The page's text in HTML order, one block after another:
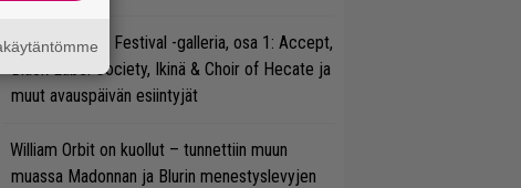
Hellsinki Metal Festival -galleria, osa 1: Accept,
Black Label Society, Ikinä & Choir of Hecate ja
muut avauspäivän esiintyjät
William Orbit on kuollut – tunnettiin muun
muassa Madonnan ja Blurin menestyslevyjen